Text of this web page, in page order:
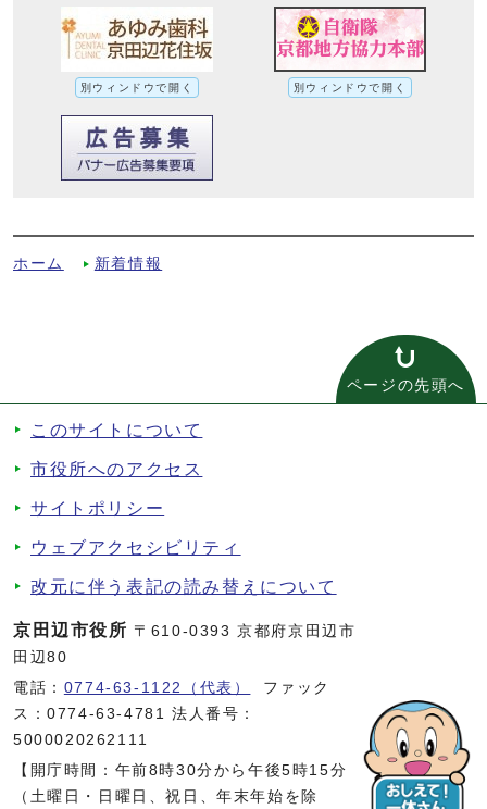
別ウィンドウで開く 別ウィンドウで開く
ホーム 新着情報
ページの先頭へ
このサイトについて
市役所へのアクセス
サイトポリシー
ウェブアクセシビリティ
改元に伴う表記の読み替えについて
京田辺市役所 〒610-0393 京都府京田辺市
田辺80
電話： 0774-63-1122（代表）
ファック
ス：0774-63-4781 法人番号：
5000020262111
【開庁時間：午前8時30分から午後5時15分
（土曜日・日曜日、祝日、年末年始を除